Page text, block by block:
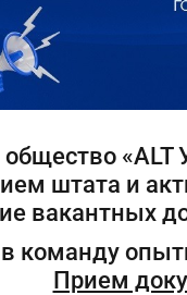
штата и
вакантных
команду
Прием